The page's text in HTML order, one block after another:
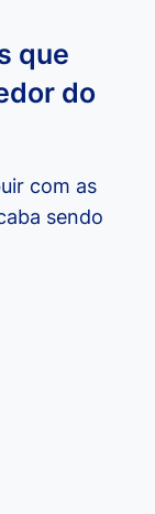
que
do
com as
sendo